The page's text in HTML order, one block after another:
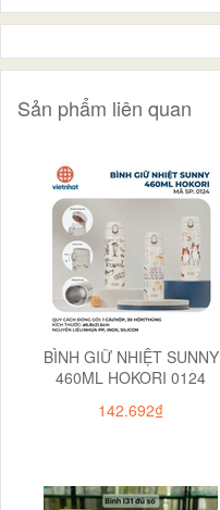
Sản phẩm liên quan
BÌNH GIỮ NHIỆT SUNNY
460ML HOKORI 0124
142.692₫